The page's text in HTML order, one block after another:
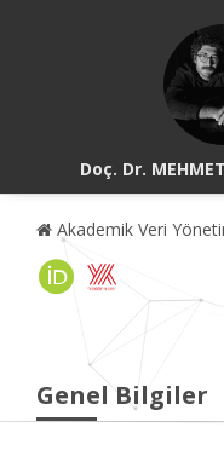
Doç. Dr.
Akademik Veri
Genel Bilgiler